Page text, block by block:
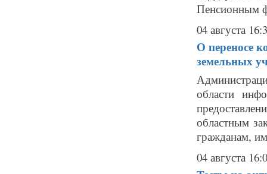
Пенсионным
04 августа
О переносе
земельных
области
областным
гражданам,
04 августа